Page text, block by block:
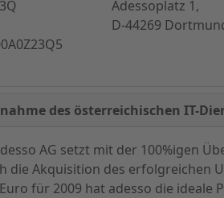
Adessoplatz 1,
D-44269
des österreichischen IT-
AG setzt mit der 100%igen
die Akquisition des erfolgreichen
für 2009 hat adesso die